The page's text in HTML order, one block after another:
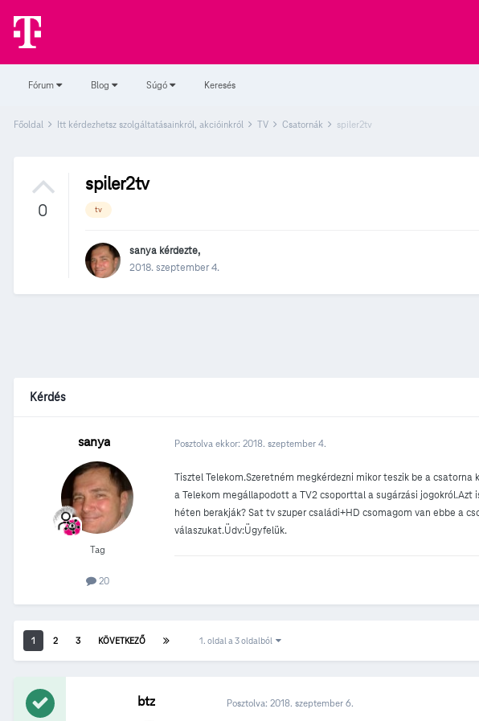
Fórum Blog Súgó Keresés
Főoldal Itt kérdezhetsz szolgáltatásainkról, akcióinkról TV Csatornák spiler2tv
0
spiler2tv
tv
sanya kérdezte,
2018. szeptember 4.
Kérdés
sanya
Tag
20
Posztolva ekkor: 2018. szeptember 4.
Tisztel Telekom.Szeretném megkérdezni mikor teszik be a
a Telekom megállapodott a TV2 csoporttal a sugárzási
héten berakják? Sat tv szuper családi+HD csomagom van ebbe a
válaszukat.Üdv:Ügyfelük.
1 2 3 KÖVETKEZŐ 1. oldal a 3 oldalból
btz Posztolva: 2018. szeptember 6.